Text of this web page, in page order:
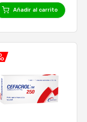
Añadir al carrito